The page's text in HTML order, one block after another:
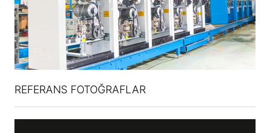
REFERANS FOTOĞRAFLAR